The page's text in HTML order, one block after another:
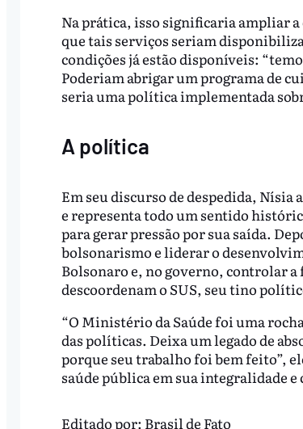
Na prática, isso significaria ampliar
que tais serviços seriam
condições já estão disponíveis:
Poderiam abrigar um programa de
seria uma política implementada
A política
Em seu discurso de despedida, Nísia
e representa todo um sentido
para gerar pressão por sua saída.
bolsonarismo e liderar o
Bolsonaro e, no governo, controlar a
descoordenam o SUS, seu tino
“O Ministério da Saúde foi uma
das políticas. Deixa um legado de
porque seu trabalho foi bem feito”,
saúde pública em sua integralidade
Editado por: Brasil de Fato